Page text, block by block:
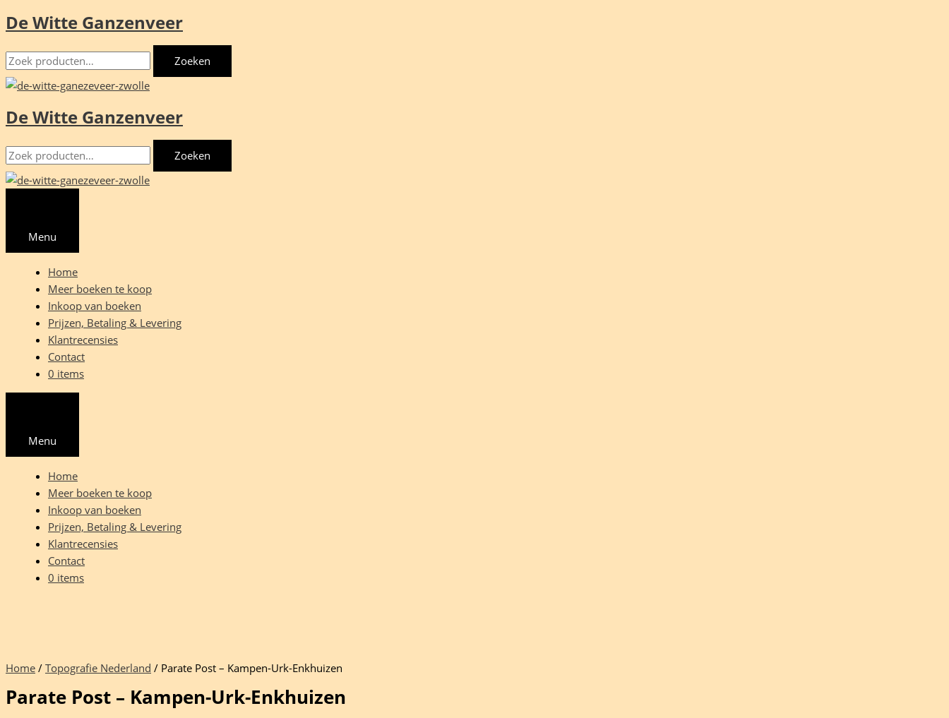
Ga
de
inhoud
De Witte Ganzenveer
Zoeken
naar:
Zoeken
De Witte Ganzenveer
Zoeken
naar:
Zoeken
Menu
Home
Meer boeken te koop
Inkoop van boeken
Prijzen, Betaling & Levering
Klantrecensies
Contact
0 items
Menu
Home
Meer boeken te koop
Inkoop van boeken
Prijzen, Betaling & Levering
Klantrecensies
Contact
0 items
Home / Topografie Nederland / Parate Post – Kampen-Urk-Enkhuizen
Parate Post – Kampen-Urk-Enkhuizen